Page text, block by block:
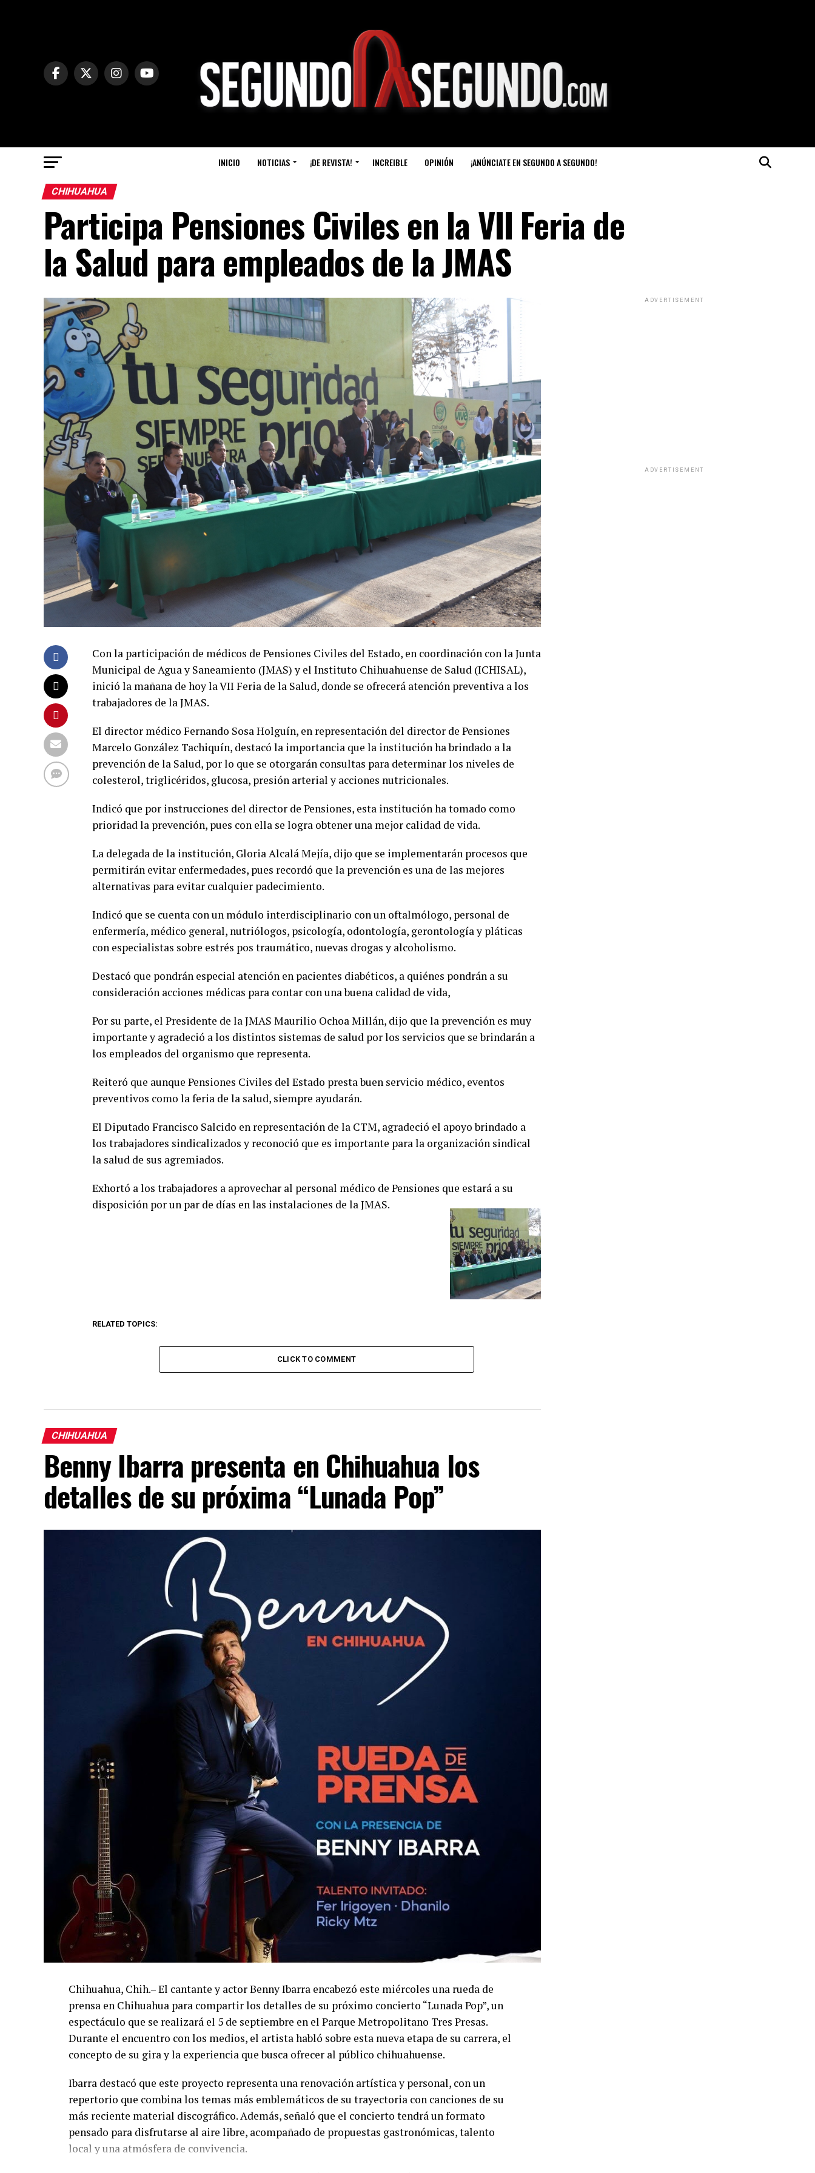
INICIO NOTICIAS ¡DE REVISTA! INCREIBLE OPINIÓN ¡ANÚNCIATE EN SEGUNDO A SEGUNDO!
CHIHUAHUA
Participa Pensiones Civiles en la VII Feria de
la Salud para empleados de la JMAS
Con la participación de médicos de Pensiones Civiles del Estado, en coordinación con la Junta
Municipal de Agua y Saneamiento (JMAS) y el Instituto Chihuahuense de Salud (ICHISAL),
inició la mañana de hoy la VII Feria de la Salud, donde se ofrecerá atención preventiva a los
trabajadores de la JMAS.
El director médico Fernando Sosa Holguín, en representación del director de Pensiones
Marcelo González Tachiquín, destacó la importancia que la institución ha brindado a la
prevención de la Salud, por lo que se otorgarán consultas para determinar los niveles de
colesterol, triglicéridos, glucosa, presión arterial y acciones nutricionales.
Indicó que por instrucciones del director de Pensiones, esta institución ha tomado como
prioridad la prevención, pues con ella se logra obtener una mejor calidad de vida.
La delegada de la institución, Gloria Alcalá Mejía, dijo que se implementarán procesos que
permitirán evitar enfermedades, pues recordó que la prevención es una de las mejores
alternativas para evitar cualquier padecimiento.
Indicó que se cuenta con un módulo interdisciplinario con un oftalmólogo, personal de
enfermería, médico general, nutriólogos, psicología, odontología, gerontología y pláticas
con especialistas sobre estrés pos traumático, nuevas drogas y alcoholismo.
Destacó que pondrán especial atención en pacientes diabéticos, a quiénes pondrán a su
consideración acciones médicas para contar con una buena calidad de vida,
Por su parte, el Presidente de la JMAS Maurilio Ochoa Millán, dijo que la prevención es muy
importante y agradeció a los distintos sistemas de salud por los servicios que se brindarán a
los empleados del organismo que representa.
Reiteró que aunque Pensiones Civiles del Estado presta buen servicio médico, eventos
preventivos como la feria de la salud, siempre ayudarán.
El Diputado Francisco Salcido en representación de la CTM, agradeció el apoyo brindado a
los trabajadores sindicalizados y reconoció que es importante para la organización sindical
la salud de sus agremiados.
Exhortó a los trabajadores a aprovechar al personal médico de Pensiones que estará a su
disposición por un par de días en las instalaciones de la JMAS.
RELATED TOPICS:
CLICK TO COMMENT
CHIHUAHUA
Benny Ibarra presenta en Chihuahua los
detalles de su próxima “Lunada Pop”
Chihuahua, Chih.– El cantante y actor Benny Ibarra encabezó este miércoles una rueda de
prensa en Chihuahua para compartir los detalles de su próximo concierto “Lunada Pop”, un
espectáculo que se realizará el 5 de septiembre en el Parque Metropolitano Tres Presas.
Durante el encuentro con los medios, el artista habló sobre esta nueva etapa de su carrera, el
concepto de su gira y la experiencia que busca ofrecer al público chihuahuense.
Ibarra destacó que este proyecto representa una renovación artística y personal, con un
repertorio que combina los temas más emblemáticos de su trayectoria con canciones de su
más reciente material discográfico. Además, señaló que el concierto tendrá un formato
pensado para disfrutarse al aire libre, acompañado de propuestas gastronómicas, talento
local y una atmósfera de convivencia.
ADVERTISEMENT
ADVERTISEMENT